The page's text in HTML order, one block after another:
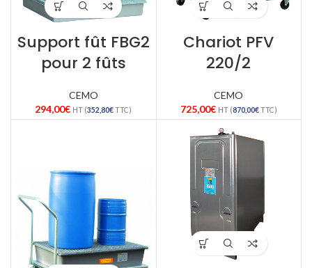
Support fût FBG2
pour 2 fûts
CEMO
294,00€ HT (352,80€TTC)
Chariot PFV
220/2
CEMO
725,00€ HT (870,00€TTC)